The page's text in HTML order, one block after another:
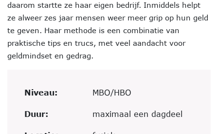
daarom startte ze haar eigen bedrijf. Inmiddels helpt
ze alweer zes jaar mensen weer meer grip op hun geld
te geven. Haar methode is een combinatie van
praktische tips en trucs, met veel aandacht voor
geldmindset en gedrag.
Niveau: MBO/HBO
Duur: maximaal een dagdeel